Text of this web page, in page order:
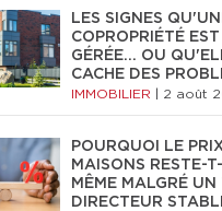
LES SIGNES
COPROPRIÉTÉ EST
GÉRÉE… OU
CACHE DES
IMMOBILIER 2 août
POURQUOI LE
MAISONS RESTE-
MÊME MALGRÉ
DIRECTEUR